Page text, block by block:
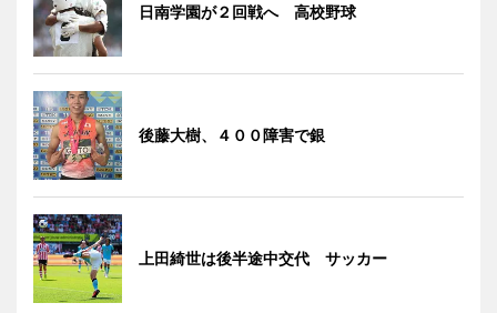
日南学園が２回戦へ 高校野球
後藤大樹、４００障害で銀
上田綺世は後半途中交代 サッカー